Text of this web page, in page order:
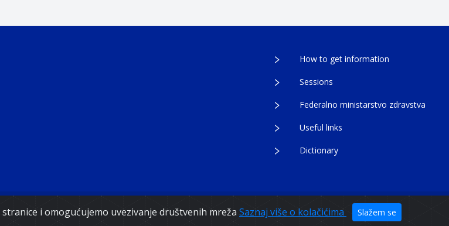
i omogućujemo uvezivanje društvenih mreža Saznaj više o kolačićima Slažem se
How to get information
Sessions
Federalno ministarstvo zdravstva
Useful links
Dictionary
of Federation of Bosnia and Herzegovina